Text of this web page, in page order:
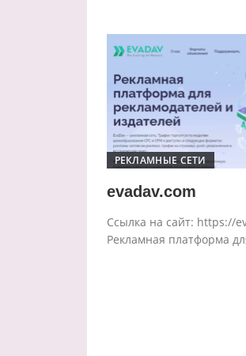
РЕКЛАМНЫЕ СЕТИ
evadav.com
Ссылка на сайт: https://
Рекламная платформа